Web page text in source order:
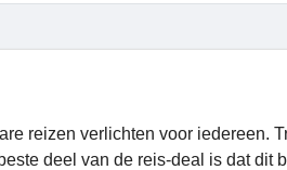
reizen verlichten voor iedereen.
deel van de reis-deal is dat dit